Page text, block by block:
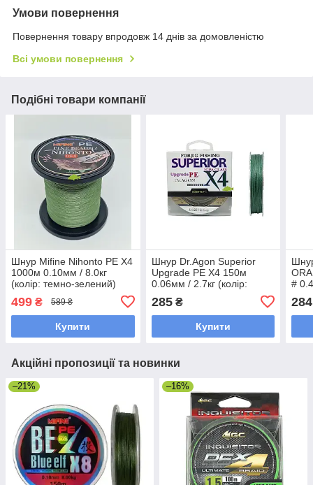
Умови повернення
Повернення товару впродовж 14 днів за домовленістю
Всі умови повернення
Подібні товари компанії
Шнур Mifine Nihonto PE X4
1000м 0.10мм / 8.0кг
(колір: темно-зелений)
499 ₴ 589 ₴
Купити
Шнур Dr.Agon Superior
Upgrade PE X4 150м
0.06мм / 2.7кг (колір:
285₴
Купити
#
284
Акційні пропозиції та новинки
–21% –16%